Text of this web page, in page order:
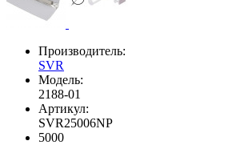
Производитель:
SVR
Модель:
2188-01
Артикул:
SVR25006NP
5000